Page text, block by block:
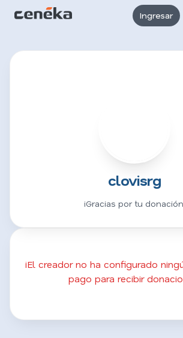
Ingresar
clovisrg
¡Gracias por tu
¡El creador no ha configurado
pago para recibir